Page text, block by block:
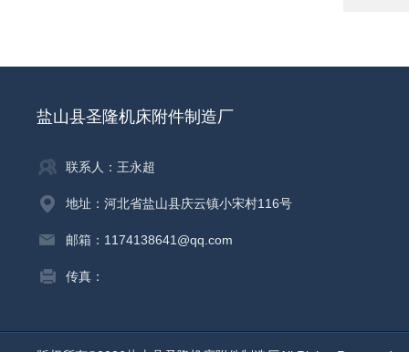
盐山县圣隆机床附件制造厂
联系人：王永超
地址：河北省盐山县庆云镇小宋村116号
邮箱：1174138641@qq.com
传真：